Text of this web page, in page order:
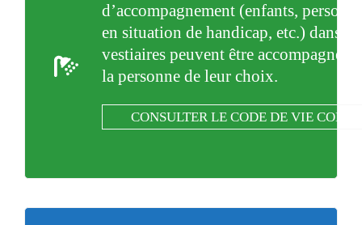
d’accompagnement (enfants,
en situation de handicap, etc.) dans
vestiaires peuvent être accompagnées
la personne de leur choix.
CONSULTER LE CODE DE VIE